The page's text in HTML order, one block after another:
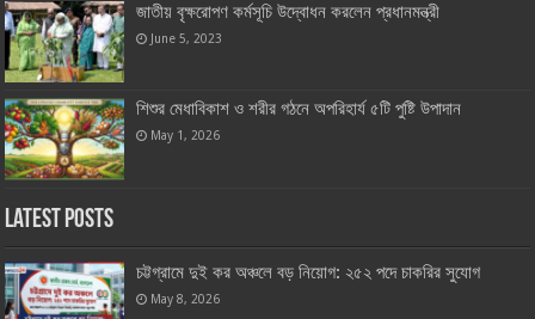
জাতীয় বৃক্ষরোপণ কর্মসূচি উদ্বোধন করলেন প্রধানমন্ত্রী
June 5, 2023
শিশুর মেধাবিকাশ ও শরীর গঠনে অপরিহার্য ৫টি পুষ্টি উপাদান
May 1, 2026
Latest Posts
চট্টগ্রামে দুই কর অঞ্চলে বড় নিয়োগ: ২৫২ পদে চাকরির সুযোগ
May 8, 2026